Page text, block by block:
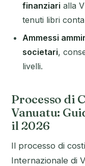
finanziari alla
tenuti libri
Ammessi
societari,
livelli.
Processo di
Vanuatu:
il 2026
Il processo di
Internazionale di